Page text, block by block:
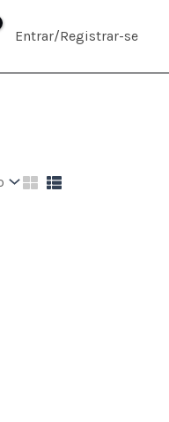
Entrar/Registrar-se